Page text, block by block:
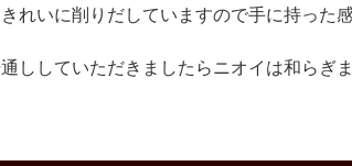
れいに削りだしていますので手に持った
ししていただきましたらニオイは和らぎ